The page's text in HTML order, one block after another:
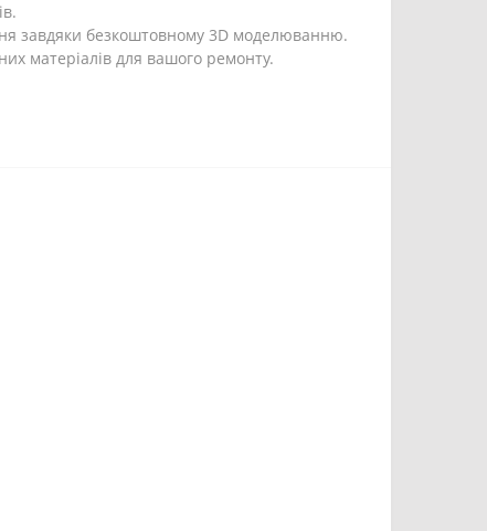
завдяки безкоштовному 3D моделюванню.
матеріалів для вашого ремонту.